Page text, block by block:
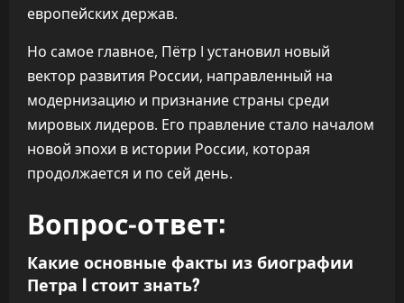
европейских держав.
Но самое главное, Пётр I установил новый
вектор развития России, направленный на
модернизацию и признание страны среди
мировых лидеров. Его правление стало началом
новой эпохи в истории России, которая
продолжается и по сей день.
Вопрос-ответ:
Какие основные факты из биографии
Петра I стоит знать?